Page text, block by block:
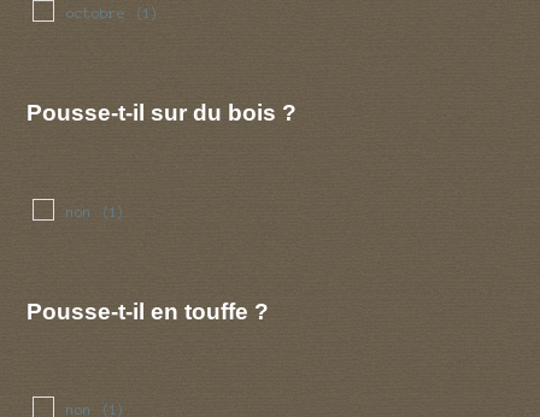
octobre (1)
Pousse-t-il sur du bois ?
non (1)
Pousse-t-il en touffe ?
non (1)